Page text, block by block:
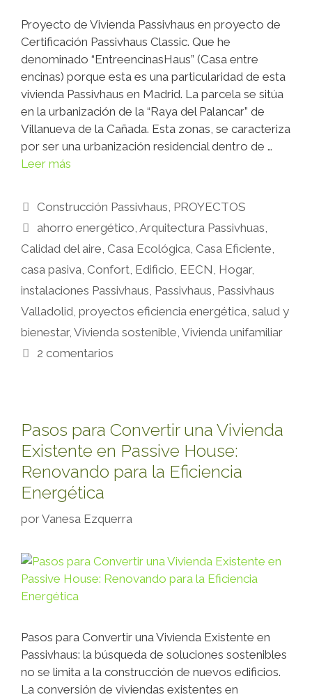
Proyecto de Vivienda Passivhaus en proyecto de
Certificación Passivhaus Classic. Que he
denominado “EntreencinasHaus” (Casa entre
encinas) porque esta es una particularidad de esta
vivienda Passivhaus en Madrid. La parcela se sitúa
en la urbanización de la “Raya del Palancar” de
Villanueva de la Cañada. Esta zonas, se caracteriza
por ser una urbanización residencial dentro de …
Leer más
Construcción Passivhaus PROYECTOS
ahorro energético ,Arquitectura Passivhuas
Calidad del aire Casa Ecológica Casa Eficiente
casa pasiva Confort Edificio EECN Hogar,
instalaciones Passivhaus Passivhaus Passivhaus
Valladolid proyectos eficiencia energética salud y
bienestar, Vivienda sostenible Vivienda unifamiliar
2 comentarios
Pasos para Convertir una Vivienda
Existente en Passive House:
Renovando para la Eficiencia
Energética
porVanesa Ezquerra
Pasos para Convertir una Vivienda Existente en
Passivhaus: la búsqueda de soluciones sostenibles
no se limita a la construcción de nuevos edificios.
La conversión de viviendas existentes en